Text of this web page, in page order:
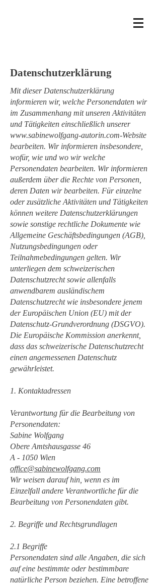
Datenschutzerklärung
Mit dieser Datenschutzerklärung
informieren wir, welche Personendaten wir
im Zusammenhang mit unseren Aktivitäten
und Tätigkeiten einschließlich unserer
www.sabinewolfgang-autorin.com-Website
bearbeiten. Wir informieren insbesondere,
wofür, wie und wo wir welche
Personendaten bearbeiten. Wir informieren
außerdem über die Rechte von Personen,
deren Daten wir bearbeiten. Für einzelne
oder zusätzliche Aktivitäten und Tätigkeiten
können weitere Datenschutzerklärungen
sowie sonstige rechtliche Dokumente wie
Allgemeine Geschäftsbedingungen (AGB),
Nutzungsbedingungen oder
Teilnahmebedingungen gelten. Wir
unterliegen dem schweizerischen
Datenschutzrecht sowie allenfalls
anwendbarem ausländischem
Datenschutzrecht wie insbesondere jenem
der Europäischen Union (EU) mit der
Datenschutz-Grundverordnung (DSGVO).
Die Europäische Kommission anerkennt,
dass das schweizerische Datenschutzrecht
einen angemessenen Datenschutz
gewährleistet.
1. Kontaktadressen
Verantwortung für die Bearbeitung von
Personendaten:
Sabine Wolfgang
Obere Amtshausgasse 46
A - 1050 Wien
office@sabinewolfgang.com
Wir weisen darauf hin, wenn es im
Einzelfall andere Verantwortliche für die
Bearbeitung von Personendaten gibt.
2. Begriffe und Rechtsgrundlagen
2.1 Begriffe
Personendaten sind alle Angaben, die sich
auf eine bestimmte oder bestimmbare
natürliche Person beziehen. Eine betroffene